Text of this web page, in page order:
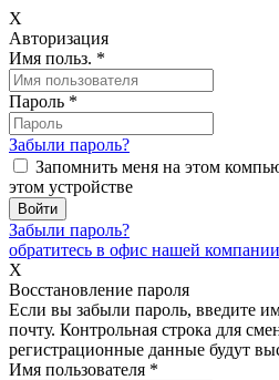
X
Авторизация
Имя польз. *
Пароль *
Забыли пароль?
Запомнить меня на этом
этом устройстве
Забыли пароль?
обратитесь в офис нашей компании
X
Восстановление пароля
Если вы забыли пароль, введите
почту. Контрольная строка для
регистрационные данные будут
Имя пользователя *